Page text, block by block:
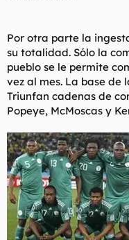
Por otra parte la
su totalidad. Sólo la
pueblo se le permite
vez al mes. La base de
Triunfan cadenas de
Popeye, McMoscas y